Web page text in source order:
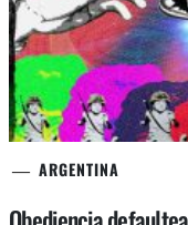
ARGENTINA